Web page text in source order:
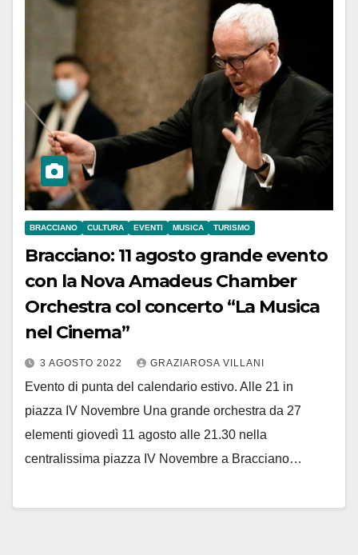
BRACCIANO CULTURA EVENTI MUSICA TURISMO
Bracciano: 11 agosto grande evento
con la Nova Amadeus Chamber
Orchestra col concerto “La Musica
nel Cinema”
3 AGOSTO 2022 GRAZIAROSA VILLANI
Evento di punta del calendario estivo. Alle 21 in
piazza IV Novembre Una grande orchestra da 27
elementi giovedì 11 agosto alle 21.30 nella
centralissima piazza IV Novembre a Bracciano…